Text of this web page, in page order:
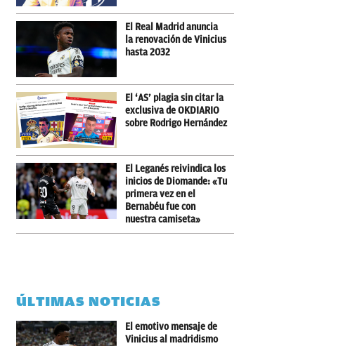
El Real Madrid anuncia
la renovación de Vinicius
hasta 2032
El ‘AS’ plagia sin citar la
exclusiva de OKDIARIO
sobre Rodrigo Hernández
El Leganés reivindica los
inicios de Diomande: «Tu
primera vez en el
Bernabéu fue con
nuestra camiseta»
ÚLTIMAS NOTICIAS
El emotivo mensaje de
Vinicius al madridismo